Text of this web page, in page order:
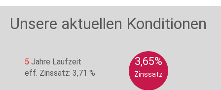
Unsere aktuellen Konditionen
5 Jahre Laufzeit
eff. Zinssatz: 3,71 %
3,65%
Zinssatz